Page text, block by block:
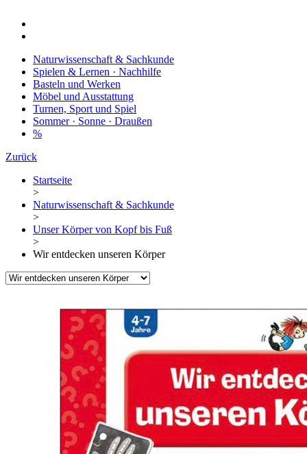
Naturwissenschaft & Sachkunde
Spielen & Lernen · Nachhilfe
Basteln und Werken
Möbel und Ausstattung
Turnen, Sport und Spiel
Sommer · Sonne · Draußen
%
Zurück
Startseite
>
Naturwissenschaft & Sachkunde
>
Unser Körper von Kopf bis Fuß
>
Wir entdecken unseren Körper